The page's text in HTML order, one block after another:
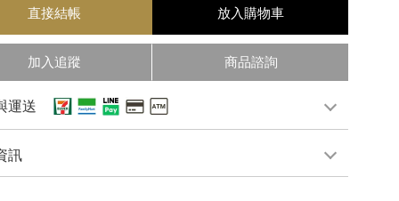
直接結帳 放入購物車
加入追蹤 商品諮詢
運送
訊